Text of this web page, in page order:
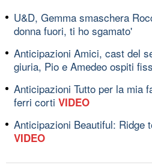
U&D, Gemma smaschera
donna fuori, ti ho sgamato'
Anticipazioni Amici, cast del
giuria, Pio e Amedeo ospiti
Anticipazioni Tutto per la mia
ferri corti VIDEO
Anticipazioni Beautiful: Ridge
VIDEO